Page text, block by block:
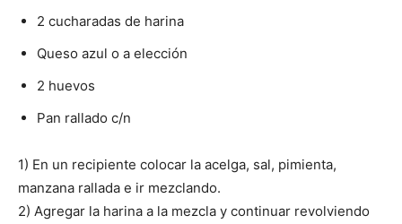
2 cucharadas de harina
Queso azul o a elección
2 huevos
Pan rallado c/n
1) En un recipiente colocar la acelga, sal, pimienta,
manzana rallada e ir mezclando.
2) Agregar la harina a la mezcla y continuar revolviendo